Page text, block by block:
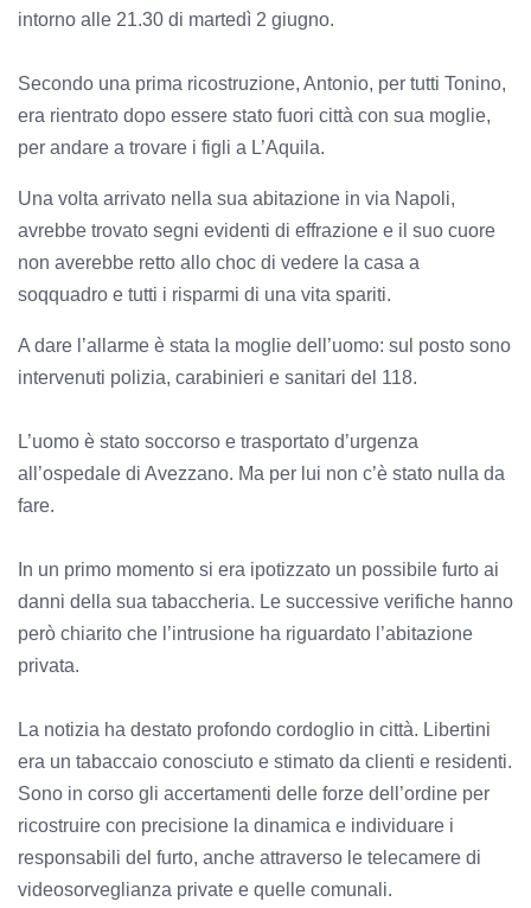
intorno alle 21.30 di martedì 2 giugno.
Secondo una prima ricostruzione, Antonio, per tutti Tonino,
era rientrato dopo essere stato fuori città con sua moglie,
per andare a trovare i figli a L’Aquila.
Una volta arrivato nella sua abitazione in via Napoli,
avrebbe trovato segni evidenti di effrazione e il suo cuore
non averebbe retto allo choc di vedere la casa a
soqquadro e tutti i risparmi di una vita spariti.
A dare l’allarme è stata la moglie dell’uomo: sul posto sono
intervenuti polizia, carabinieri e sanitari del 118.
L’uomo è stato soccorso e trasportato d’urgenza
all’ospedale di Avezzano. Ma per lui non c’è stato nulla da
fare.
In un primo momento si era ipotizzato un possibile furto ai
danni della sua tabaccheria. Le successive verifiche hanno
però chiarito che l’intrusione ha riguardato l’abitazione
privata.
La notizia ha destato profondo cordoglio in città. Libertini
era un tabaccaio conosciuto e stimato da clienti e residenti.
Sono in corso gli accertamenti delle forze dell’ordine per
ricostruire con precisione la dinamica e individuare i
responsabili del furto, anche attraverso le telecamere di
videosorveglianza private e quelle comunali.